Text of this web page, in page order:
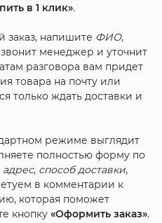
в 1 клик».
заказ, напишите ФИО,
менеджер и уточнит
разговора вам придет
товара на почту или
только ждать доставки и
режиме выглядит
полностью форму по
адрес, способ доставки,
в комментарии к
которая поможет
кнопку «Оформить заказ».